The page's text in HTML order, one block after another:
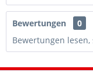
Bewertungen
0
Bewertungen